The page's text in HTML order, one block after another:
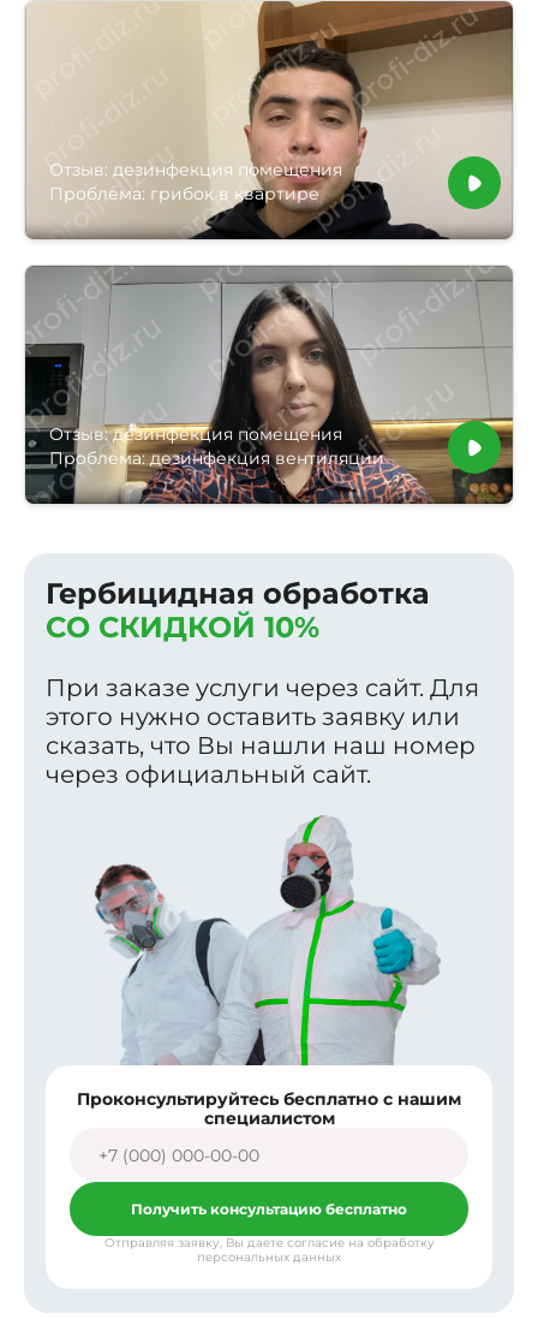
Отзыв: дезинфекция помещения
Проблема: грибок в квартире
Отзыв: дезинфекция помещения
Проблема: дезинфекция вентиляции
Гербицидная обработка
СО СКИДКОЙ 10%
При заказе услуги через сайт. Для
этого нужно оставить заявку или
сказать, что Вы нашли наш номер
через официальный сайт.
Проконсультируйтесь бесплатно с нашим
специалистом
Получить консультацию бесплатно
Отправляя заявку, Вы даете согласие на обработку
персональных данных